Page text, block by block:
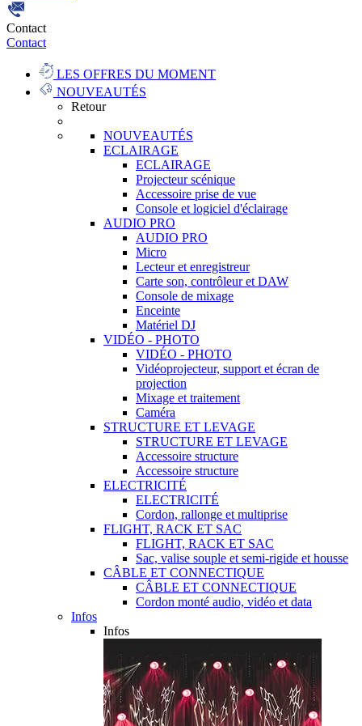
Contact
Contact
LES OFFRES DU MOMENT
NOUVEAUTÉS
Retour
NOUVEAUTÉS
ECLAIRAGE
ECLAIRAGE
Projecteur scénique
Accessoire prise de vue
Console et logiciel d'éclairage
AUDIO PRO
AUDIO PRO
Micro
Lecteur et enregistreur
Carte son, contrôleur et DAW
Console de mixage
Enceinte
Matériel DJ
VIDÉO - PHOTO
VIDÉO - PHOTO
Vidéoprojecteur, support et écran de
projection
Mixage et traitement
Caméra
STRUCTURE ET LEVAGE
STRUCTURE ET LEVAGE
Accessoire structure
Accessoire structure
ELECTRICITÉ
ELECTRICITÉ
Cordon, rallonge et multiprise
FLIGHT, RACK ET SAC
FLIGHT, RACK ET SAC
Sac, valise souple et semi-rigide et housse
CÂBLE ET CONNECTIQUE
CÂBLE ET CONNECTIQUE
Cordon monté audio, vidéo et data
Infos
Infos